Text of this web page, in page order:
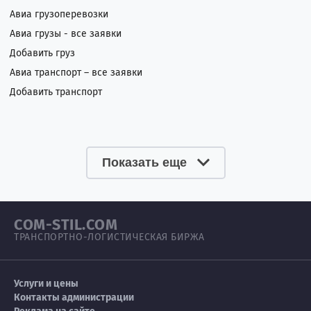
Авиа грузоперевозки
Авиа грузы - все заявки
Добавить груз
Авиа транспорт – все заявки
Добавить транспорт
Показать еще
COM-STIL.COM
ТРАНСПОРТНО-ЛОГИСТИЧЕСКАЯ БИРЖА
Услуги и цены
Контакты администрации